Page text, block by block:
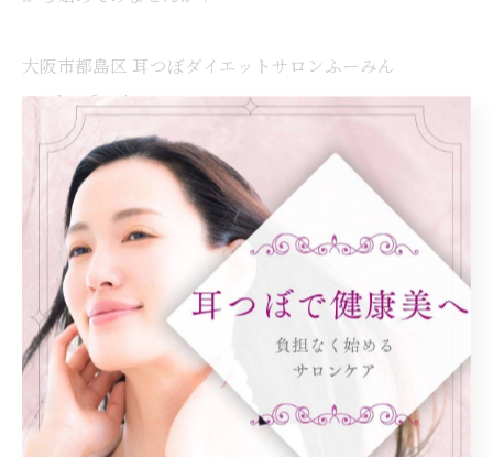
大阪市都島区 耳つぼダイエットサロンふーみん
@salon.fumin
#耳つぼダイエット #都島区 #50代ダイエット #更年期ダ
イエット #健康的に痩せる
< 前のページ 一覧に戻る 次のページ >